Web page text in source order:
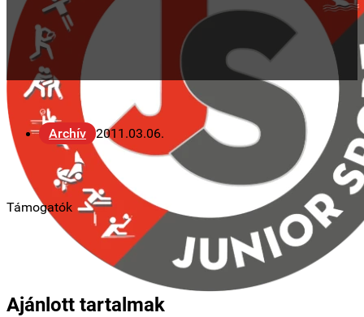
Archív 2011.03.06.
Támogatók
Ajánlott tartalmak